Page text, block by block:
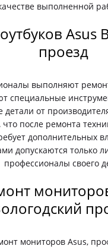
выполненной
Asus
проезд
выполняют
специальные
от
что после ремонта
дополнительных
допускаются только
профессионалы своего
мониторов Asus,